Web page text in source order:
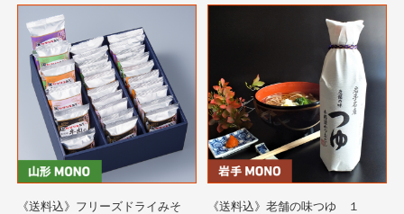
《送料込》フリーズドライみそ
《送料込》老舗の味つゆ １